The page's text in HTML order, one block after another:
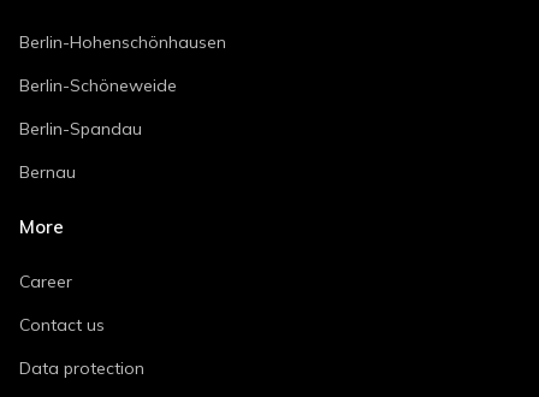
Berlin-Hohenschönhausen
Berlin-Schöneweide
Berlin-Spandau
Bernau
More
Career
Contact us
Data protection